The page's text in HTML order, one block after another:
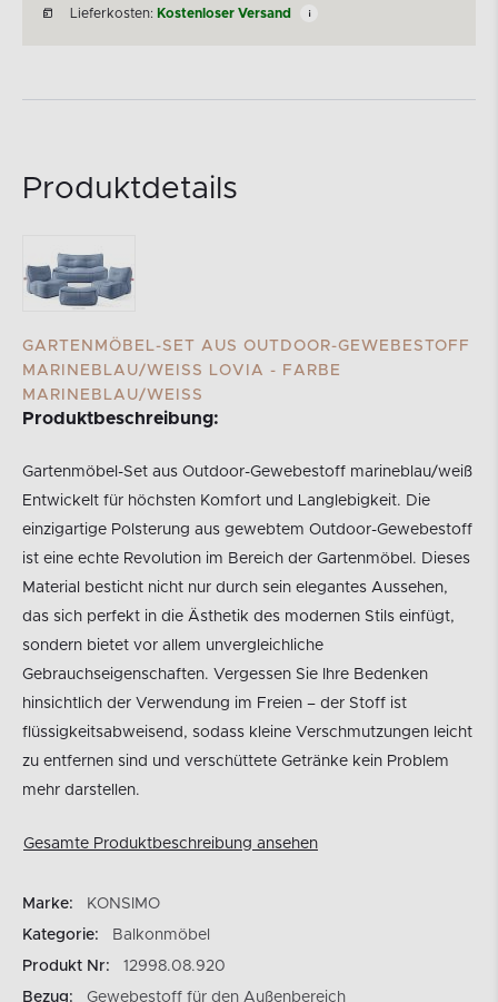
Lieferkosten: Kostenloser Versand
Produktdetails
GARTENMÖBEL-SET AUS OUTDOOR-GEWEBESTOFF
MARINEBLAU/WEISS LOVIA - FARBE M
ARINEBLAU/WEISS
Produktbeschreibung:
Gartenmöbel-Set aus Outdoor-Gewebestoff marineblau/weiß
Entwickelt für höchsten Komfort und Langlebigkeit. Die
einzigartige Polsterung aus gewebtem Outdoor-Gewebestoff
ist eine echte Revolution im Bereich der Gartenmöbel. Dieses
Material besticht nicht nur durch sein elegantes Aussehen,
das sich perfekt in die Ästhetik des modernen Stils einfügt,
sondern bietet vor allem unvergleichliche
Gebrauchseigenschaften. Vergessen Sie Ihre Bedenken
hinsichtlich der Verwendung im Freien – der Stoff ist
flüssigkeitsabweisend, sodass kleine Verschmutzungen leicht
zu entfernen sind und verschüttete Getränke kein Problem
mehr darstellen.
Gesamte Produktbeschreibung ansehen
Marke:
KONSIMO
Kategorie:
Balkonmöbel
Produkt Nr:
12998.08.920
Bezug:
Gewebestoff für den Außenbereich